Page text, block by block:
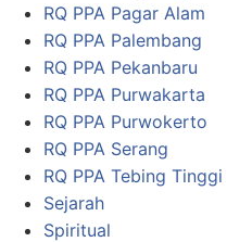
RQ PPA Pagar Alam
RQ PPA Palembang
RQ PPA Pekanbaru
RQ PPA Purwakarta
RQ PPA Purwokerto
RQ PPA Serang
RQ PPA Tebing Tinggi
Sejarah
Spiritual